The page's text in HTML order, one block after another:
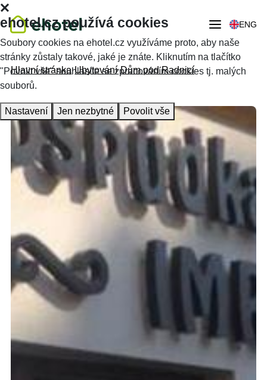
ENG
Hlavní stránka Ubytování Dům pod Radnicí
ehotel.cz používá cookies
Soubory cookies na ehotel.cz využíváme proto, aby naše
stránky zůstaly takové, jaké je znáte. Kliknutím na tlačítko
"Povolit vše" souhlasíte se zpracováním cookies tj. malých
souborů.
Nastavení Jen nezbytné Povolit vše